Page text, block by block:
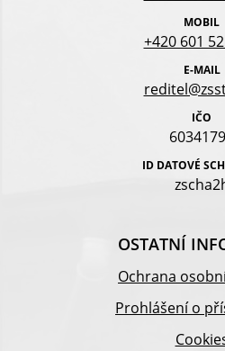
MOBIL
+420 601
E-MAIL
IČO
ID DATOVÉ
OSTATNÍ
Ochrana
Prohlášení o